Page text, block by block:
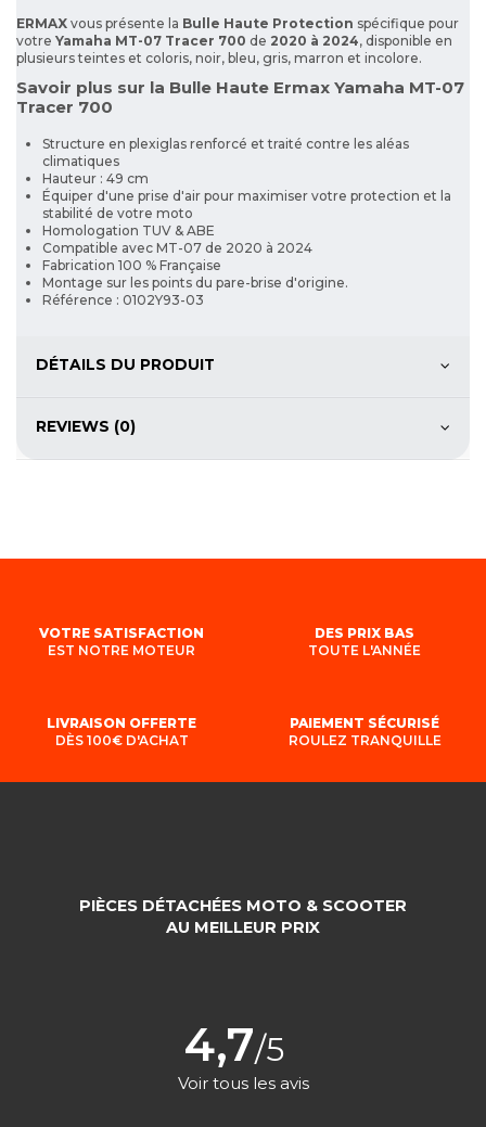
ERMAX vous présente la Bulle Haute Protection spécifique pour
votre Yamaha MT-07 Tracer 700 de 2020 à 2024, disponible en
plusieurs teintes et coloris, noir, bleu, gris, marron et incolore.
Savoir plus sur la Bulle Haute Ermax Yamaha MT-07
Tracer 700
Structure en plexiglas renforcé et traité contre les aléas
climatiques
Hauteur : 49 cm
Équiper d'une prise d'air pour maximiser votre protection et la
stabilité de votre moto
Homologation TUV & ABE
Compatible avec MT-07 de 2020 à 2024
Fabrication 100 % Française
Montage sur les points du pare-brise d'origine.
Référence : 0102Y93-03
DÉTAILS DU PRODUIT
REVIEWS (0)
VOTRE SATISFACTION
EST NOTRE MOTEUR
DES PRIX BAS
TOUTE L'ANNÉE
LIVRAISON OFFERTE
DÈS 100€ D'ACHAT
PAIEMENT SÉCURISÉ
ROULEZ TRANQUILLE
PIÈCES DÉTACHÉES MOTO & SCOOTER
AU MEILLEUR PRIX
4,7/5
Voir tous les avis